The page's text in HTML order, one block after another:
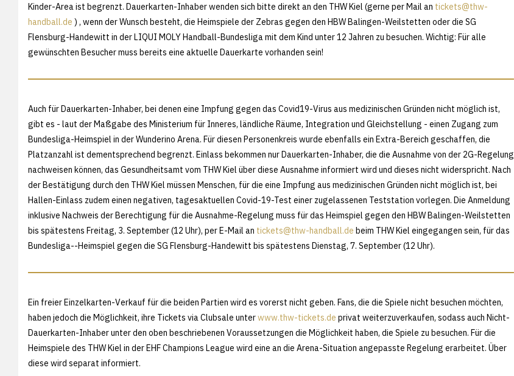
Kinder-Area ist begrenzt. Dauerkarten-Inhaber wenden sich bitte direkt an den THW Kiel (gerne per Mail an tickets@thw-
handball.de ) , wenn der Wunsch besteht, die Heimspiele der Zebras gegen den HBW Balingen-Weilstetten oder die SG
Flensburg-Handewitt in der LIQUI MOLY Handball-Bundesliga mit dem Kind unter 12 Jahren zu besuchen. Wichtig: Für alle
gewünschten Besucher muss bereits eine aktuelle Dauerkarte vorhanden sein!
Auch für Dauerkarten-Inhaber, bei denen eine Impfung gegen das Covid19-Virus aus medizinischen Gründen nicht möglich ist,
gibt es - laut der Maßgabe des Ministerium für Inneres, ländliche Räume, Integration und Gleichstellung - einen Zugang zum
Bundesliga-Heimspiel in der Wunderino Arena. Für diesen Personenkreis wurde ebenfalls ein Extra-Bereich geschaffen, die
Platzanzahl ist dementsprechend begrenzt. Einlass bekommen nur Dauerkarten-Inhaber, die die Ausnahme von der 2G-Regelung
nachweisen können, das Gesundheitsamt vom THW Kiel über diese Ausnahme informiert wird und dieses nicht widerspricht. Nach
der Bestätigung durch den THW Kiel müssen Menschen, für die eine Impfung aus medizinischen Gründen nicht möglich ist, bei
Hallen-Einlass zudem einen negativen, tagesaktuellen Covid-19-Test einer zugelassenen Teststation vorlegen. Die Anmeldung
inklusive Nachweis der Berechtigung für die Ausnahme-Regelung muss für das Heimspiel gegen den HBW Balingen-Weilstetten
bis spätestens Freitag, 3. September (12 Uhr), per E-Mail an tickets@thw-handball.de beim THW Kiel eingegangen sein, für das
Bundesliga--Heimspiel gegen die SG Flensburg-Handewitt bis spätestens Dienstag, 7. September (12 Uhr).
Ein freier Einzelkarten-Verkauf für die beiden Partien wird es vorerst nicht geben. Fans, die die Spiele nicht besuchen möchten,
haben jedoch die Möglichkeit, ihre Tickets via Clubsale unterwww.thw-tickets.de privat weiterzuverkaufen, sodass auch Nicht-
Dauerkarten-Inhaber unter den oben beschriebenen Voraussetzungen die Möglichkeit haben, die Spiele zu besuchen. Für die
Heimspiele des THW Kiel in der EHF Champions League wird eine an die Arena-Situation angepasste Regelung erarbeitet. Über
diese wird separat informiert.